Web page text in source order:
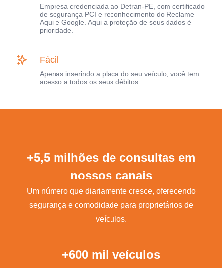
Empresa credenciada ao Detran-PE, com certificado
de segurança PCI e reconhecimento do Reclame
Aqui e Google. Aqui a proteção de seus dados é
prioridade.
Fácil
Apenas inserindo a placa do seu veículo, você tem
acesso a todos os seus débitos.
+5,5 milhões de consultas em
nossos canais
Um número que diariamente cresce, oferecendo
segurança e comodidade para proprietários de
veículos.
+600 mil veículos